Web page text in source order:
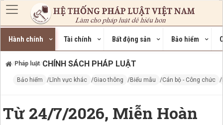
Nhảy đến nội dung
Hành chính Tài chính Bất động sản Bảo hiểm
/ Pháp luật/CHÍNH SÁCH PHÁP LUẬT
Bảo hiểm Lĩnh vực khác Giao thông Biểu mẫu Cán bộ - Công chức
Từ 24/7/2026, Miễn Hoàn